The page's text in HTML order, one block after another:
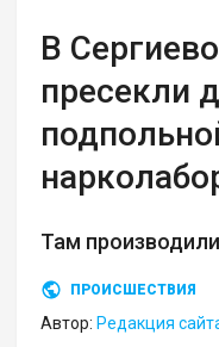
В
пресекли
Там
ПРОИСШЕСТВИЯ
Автор: Редакция